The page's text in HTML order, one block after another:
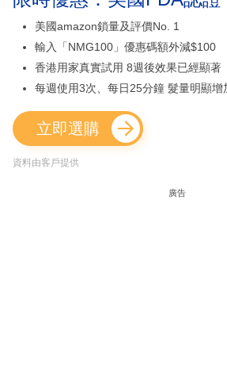
美國amazon鎖量及評價No. 1
輸入「NMG100」優惠碼額外減$100
香港用家真實試用 8週後效果已經顯著
每週使用3次、每日25分鐘 髮量明顯增
立即選購
資料由客戶提供
廣告